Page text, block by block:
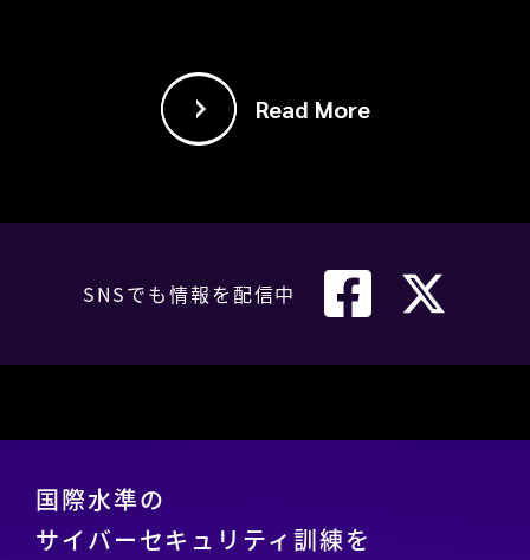
Read More
SNSでも情報を配信中
国際水準の
サイバーセキュリティ訓練を